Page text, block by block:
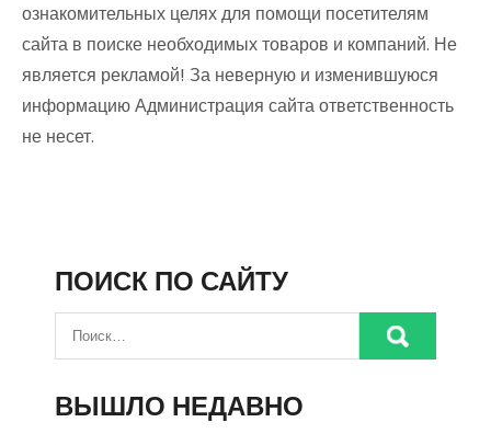
ознакомительных целях для помощи посетителям
сайта в поиске необходимых товаров и компаний. Не
является рекламой! За неверную и изменившуюся
информацию Администрация сайта ответственность
не несет.
ПОИСК ПО САЙТУ
ВЫШЛО НЕДАВНО